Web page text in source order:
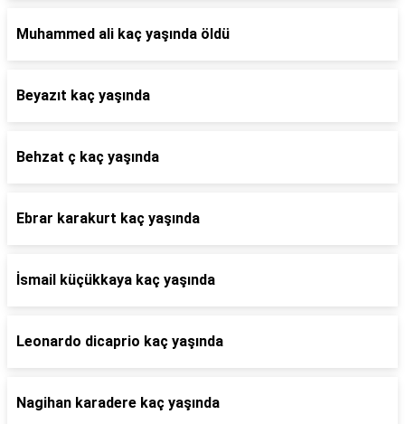
Muhammed ali kaç yaşında öldü
Beyazıt kaç yaşında
Behzat ç kaç yaşında
Ebrar karakurt kaç yaşında
İsmail küçükkaya kaç yaşında
Leonardo dicaprio kaç yaşında
Nagihan karadere kaç yaşında